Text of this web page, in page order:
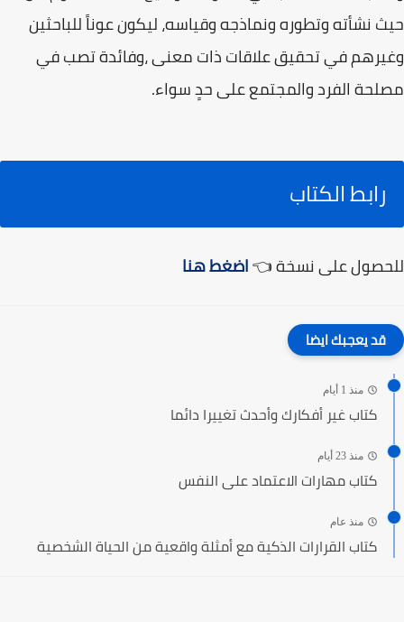
حيث نشأته وتطوره ونماذجه وقياسه، ليكون عوناً للباحثين
وغيرهم في تحقيق علاقات ذات معنى ،وفائدة تصب في
مصلحة الفرد والمجتمع على حدٍ سواء.
رابط الكتاب
للحصول على نسخة 👈اضغط هنا
قد يعجبك ايضا
منذ 1 أيام
كتاب غير أفكارك وأحدث تغييرا دائما
منذ 23 أيام
كتاب مهارات الاعتماد على النفس
منذ عام
كتاب القرارات الذكية مع أمثلة واقعية من الحياة الشخصية